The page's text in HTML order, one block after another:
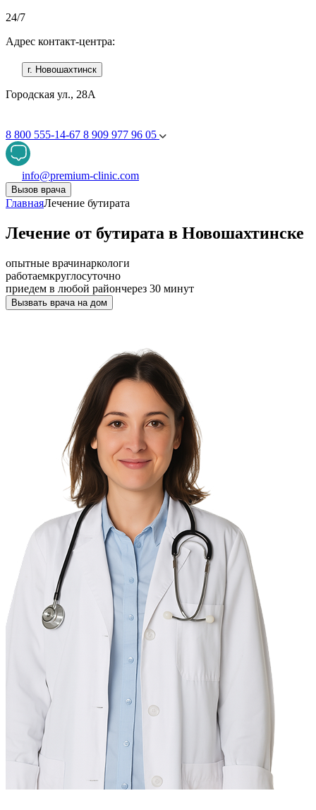
24/7
Адрес контакт-центра:
г. Новошахтинск
Городская ул., 28А
8 800 555-14-67 8 909 977 96 05
info@premium-clinic.com
Вызов врача
ГлавнаяЛечение бутирата
Лечение от бутирата в Новошахтинске
опытные врачинаркологи
работаемкруглосуточно
приедем в любой райончерез 30 минут
Вызвать врача на дом